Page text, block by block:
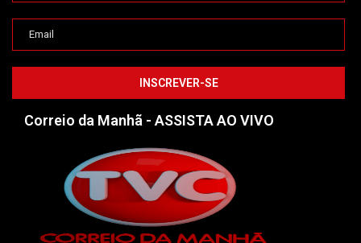
Correio da Manhã - ASSISTA AO VIVO